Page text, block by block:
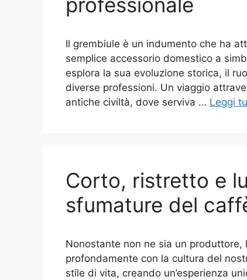
Il grembiule è un indumento che ha
semplice accessorio domestico a
esplora la sua evoluzione storica, il
diverse professioni. Un viaggio
antiche civiltà, dove serviva … Leggi
Corto, ristretto e
sfumature del
Nonostante non ne sia un
profondamente con la cultura del
stile di vita, creando un’esperienza